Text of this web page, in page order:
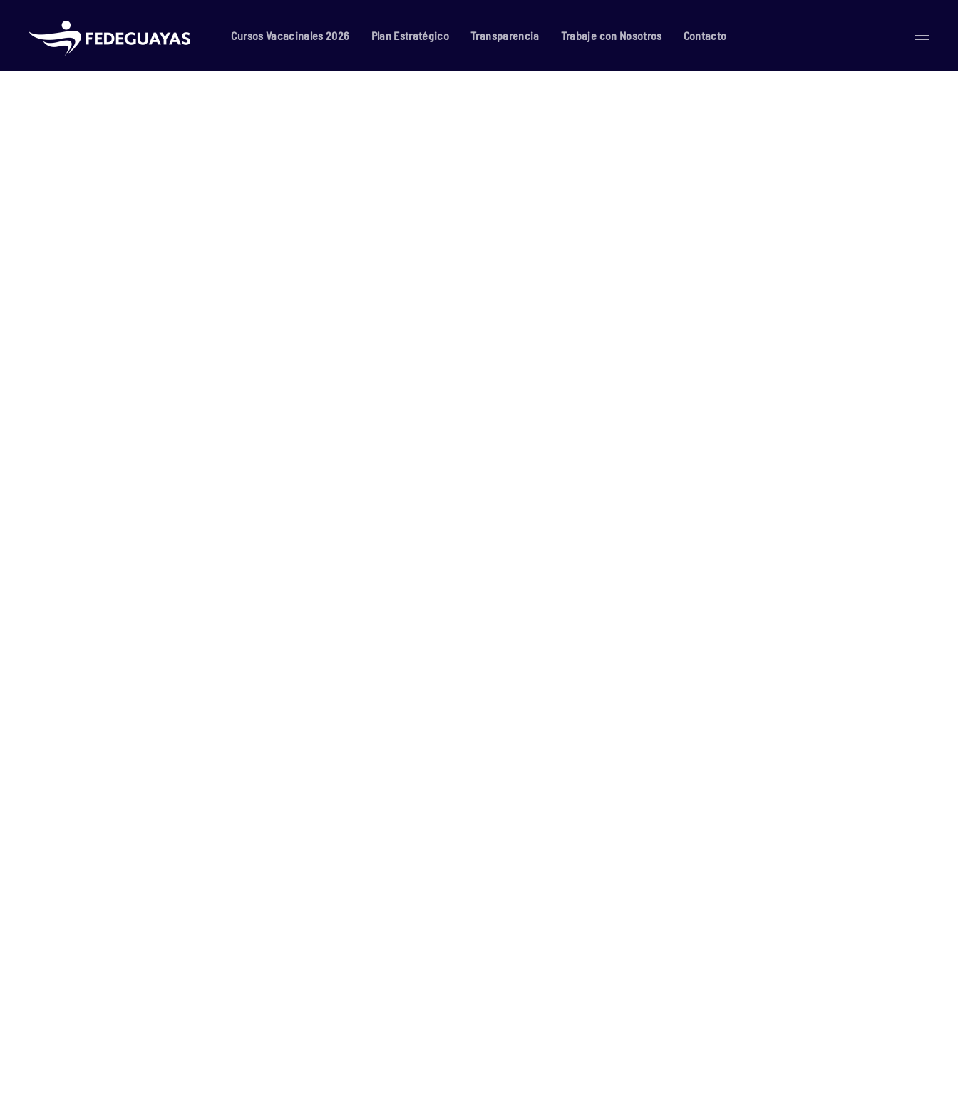
Skip to main content Cursos Vacacinales 2026 Plan Estratégico Transparencia Trabaje con Nosotros Contacto